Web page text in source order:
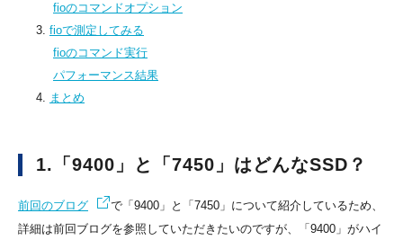
fioのコマンドオプション
3. fioで測定してみる
fioのコマンド実行
パフォーマンス結果
4. まとめ
1.「9400」と「7450」はどんなSSD？
前回のブログ
で「9400」と「7450」について紹介しているため、
詳細は前回ブログを参照していただきたいのですが、「9400」がハイ